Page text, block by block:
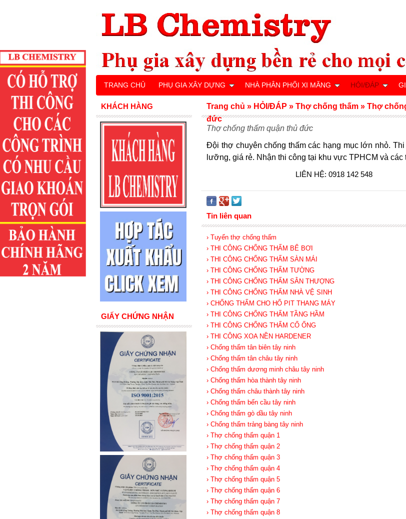
Thợ chống thấm quận thủ đức
Đội thợ chuyên chống thấm các hạng mục lớn nhỏ.
lưỡng, giá rẻ. Nhận thi công tại khu vực TPHCM và
LIÊN HỆ: 0918 142 548
Tin liên quan
› Tuyển thợ chống thấm
› THI CÔNG CHỐNG THẤM BỂ BƠI
› THI CÔNG CHỐNG THẤM SÀN MÁI
› THI CÔNG CHỐNG THẤM TƯỜNG
› THI CÔNG CHỐNG THẤM SÂN THƯỢNG
› THI CÔNG CHỐNG THẤM NHÀ VỆ SINH
› CHỐNG THẤM CHO HỐ PIT THANG MÁY
› THI CÔNG CHỐNG THẤM TẦNG HẦM
› THI CÔNG CHỐNG THẤM CỔ ỐNG
› THI CÔNG XOA NỀN HARDENER
› Chống thấm tân biên tây ninh
› Chống thấm tân châu tây ninh
› Chống thấm dương minh châu tây ninh
› Chống thấm hòa thành tây ninh
› Chống thấm châu thành tây ninh
› Chống thấm bến cầu tây ninh
› Chống thấm gò dầu tây ninh
› Chống thấm trảng bàng tây ninh
› Thợ chống thấm quận 1
› Thợ chống thấm quận 2
› Thợ chống thấm quận 3
› Thợ chống thấm quận 4
› Thợ chống thấm quận 5
› Thợ chống thấm quận 6
› Thợ chống thấm quận 7
› Thợ chống thấm quận 8
Trang chủ » HỎI/ĐÁP »Thợ chống thấm »Thợ
đức
KHÁCH HÀNG
GIẤY CHỨNG NHẬN
TRANG CHỦ PHỤ GIA XÂY DỰNG NHÀ PHÂN PHỐI XI MĂNG HỎI/ĐÁP